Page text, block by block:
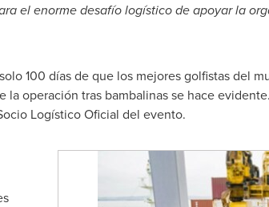
el enorme desafío logístico de apoyar la
100 días de que los mejores golfistas del
operación tras bambalinas se hace
Logístico Oficial del evento.